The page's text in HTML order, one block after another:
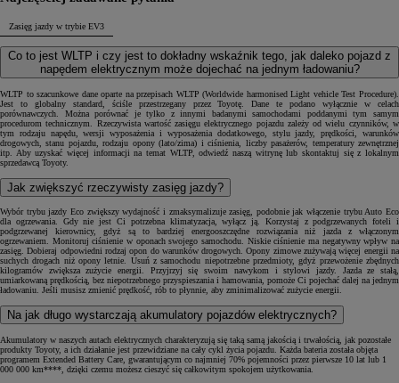
Zasięg jazdy w trybie EV3
Co to jest WLTP i czy jest to dokładny wskaźnik tego, jak daleko pojazd z
napędem elektrycznym może dojechać na jednym ładowaniu?
WLTP to szacunkowe dane oparte na przepisach WLTP (Worldwide harmonised Light vehicle Test Procedure).
Jest to globalny standard, ściśle przestrzegany przez Toyotę. Dane te podano wyłącznie w celach
porównawczych. Można porównać je tylko z innymi badanymi samochodami poddanymi tym samym
procedurom technicznym. Rzeczywista wartość zasięgu elektrycznego pojazdu zależy od wielu czynników, w
tym rodzaju napędu, wersji wyposażenia i wyposażenia dodatkowego, stylu jazdy, prędkości, warunków
drogowych, stanu pojazdu, rodzaju opony (lato/zima) i ciśnienia, liczby pasażerów, temperatury zewnętrznej
itp. Aby uzyskać więcej informacji na temat WLTP, odwiedź naszą witrynę lub skontaktuj się z lokalnym
sprzedawcą Toyoty.
Jak zwiększyć rzeczywisty zasięg jazdy?
Wybór trybu jazdy Eco zwiększy wydajność i zmaksymalizuje zasięg, podobnie jak włączenie trybu Auto Eco
dla ogrzewania. Gdy nie jest Ci potrzebna klimatyzacja, wyłącz ją. Korzystaj z podgrzewanych foteli i
podgrzewanej kierownicy, gdyż są to bardziej energooszczędne rozwiązania niż jazda z włączonym
ogrzewaniem. Monitoruj ciśnienie w oponach swojego samochodu. Niskie ciśnienie ma negatywny wpływ na
zasięg. Dobieraj odpowiedni rodzaj opon do warunków drogowych. Opony zimowe zużywają więcej energii na
suchych drogach niż opony letnie. Usuń z samochodu niepotrzebne przedmioty, gdyż przewożenie zbędnych
kilogramów zwiększa zużycie energii. Przyjrzyj się swoim nawykom i stylowi jazdy. Jazda ze stałą,
umiarkowaną prędkością, bez niepotrzebnego przyspieszania i hamowania, pomoże Ci pojechać dalej na jednym
ładowaniu. Jeśli musisz zmienić prędkość, rób to płynnie, aby zminimalizować zużycie energii.
Na jak długo wystarczają akumulatory pojazdów elektrycznych?
Akumulatory w naszych autach elektrycznych charakteryzują się taką samą jakością i trwałością, jak pozostałe
produkty Toyoty, a ich działanie jest przewidziane na cały cykl życia pojazdu. Każda bateria została objęta
programem Extended Battery Care, gwarantującym co najmniej 70% pojemności przez pierwsze 10 lat lub 1
000 000 km****, dzięki czemu możesz cieszyć się całkowitym spokojem użytkowania.